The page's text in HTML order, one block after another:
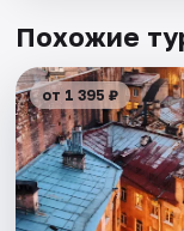
Похожие
от 1 395 ₽